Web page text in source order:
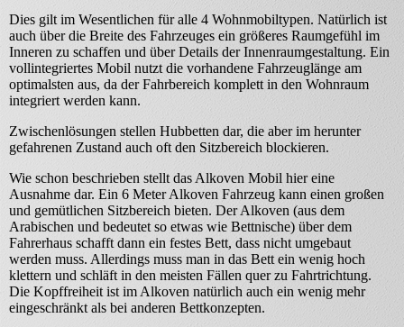
Dies gilt im Wesentlichen für alle 4 Wohnmobiltypen. Natürlich ist
auch über die Breite des Fahrzeuges ein größeres Raumgefühl im
Inneren zu schaffen und über Details der Innenraumgestaltung. Ein
vollintegriertes Mobil nutzt die vorhandene Fahrzeuglänge am
optimalsten aus, da der Fahrbereich komplett in den Wohnraum
integriert werden kann.
Zwischenlösungen stellen Hubbetten dar, die aber im herunter
gefahrenen Zustand auch oft den Sitzbereich blockieren.
Wie schon beschrieben stellt das Alkoven Mobil hier eine
Ausnahme dar. Ein 6 Meter Alkoven Fahrzeug kann einen großen
und gemütlichen Sitzbereich bieten. Der Alkoven (aus dem
Arabischen und bedeutet so etwas wie Bettnische) über dem
Fahrerhaus schafft dann ein festes Bett, dass nicht umgebaut
werden muss. Allerdings muss man in das Bett ein wenig hoch
klettern und schläft in den meisten Fällen quer zu Fahrtrichtung.
Die Kopffreiheit ist im Alkoven natürlich auch ein wenig mehr
eingeschränkt als bei anderen Bettkonzepten.